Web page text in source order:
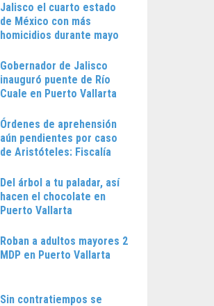
Jalisco el cuarto estado
de México con más
homicidios durante mayo
Gobernador de Jalisco
inauguró puente de Río
Cuale en Puerto Vallarta
Órdenes de aprehensión
aún pendientes por caso
de Aristóteles: Fiscalía
Del árbol a tu paladar, así
hacen el chocolate en
Puerto Vallarta
Roban a adultos mayores 2
MDP en Puerto Vallarta
Sin contratiempos se